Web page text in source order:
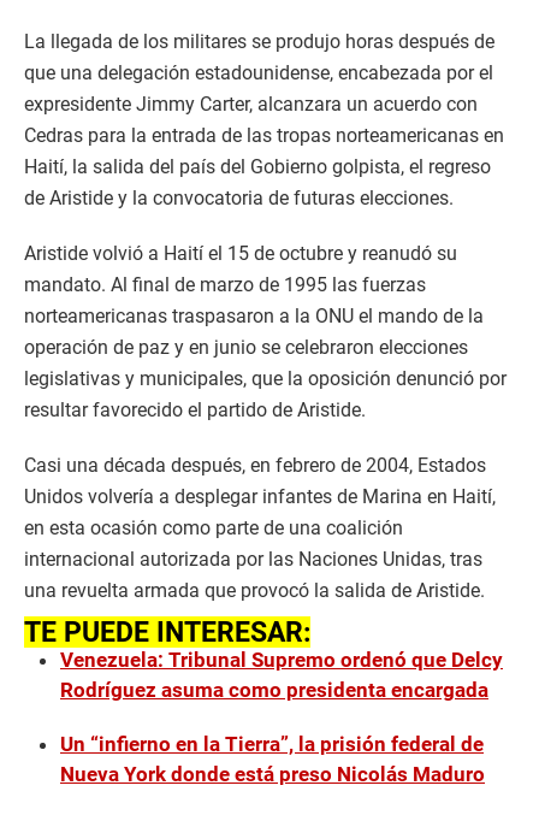
La llegada de los militares se produjo horas después de
que una delegación estadounidense, encabezada por el
expresidente Jimmy Carter, alcanzara un acuerdo con
Cedras para la entrada de las tropas norteamericanas en
Haití, la salida del país del Gobierno golpista, el regreso
de Aristide y la convocatoria de futuras elecciones.
Aristide volvió a Haití el 15 de octubre y reanudó su
mandato. Al final de marzo de 1995 las fuerzas
norteamericanas traspasaron a la ONU el mando de la
operación de paz y en junio se celebraron elecciones
legislativas y municipales, que la oposición denunció por
resultar favorecido el partido de Aristide.
Casi una década después, en febrero de 2004, Estados
Unidos volvería a desplegar infantes de Marina en Haití,
en esta ocasión como parte de una coalición
internacional autorizada por las Naciones Unidas, tras
una revuelta armada que provocó la salida de Aristide.
TE PUEDE INTERESAR:
Venezuela: Tribunal Supremo ordenó que Delcy
Rodríguez asuma como presidenta encargada
Un “infierno en la Tierra”, la prisión federal de
Nueva York donde está preso Nicolás Maduro